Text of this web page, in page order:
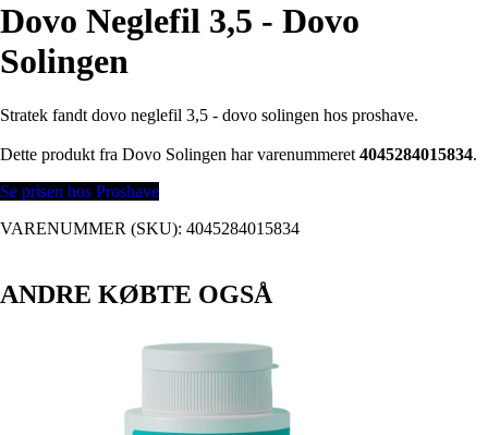
Dovo Neglefil 3,5 - Dovo
Solingen
Stratek fandt dovo neglefil 3,5 - dovo solingen hos proshave.
Dette produkt fra Dovo Solingen har varenummeret 4045284015834.
Se prisen hos Proshave
VARENUMMER (SKU): 4045284015834
ANDRE KØBTE OGSÅ